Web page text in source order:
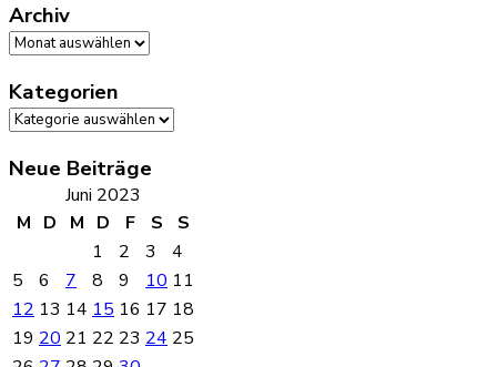
Archiv
Archiv
Kategorien
Kategorien
Neue Beiträge
Juni 2023
M D M D F S
S
1
2 3
4
5
6 7 8 9 10 11
12 13 14 15 16 17 18
19 20 21 22 23 24 25